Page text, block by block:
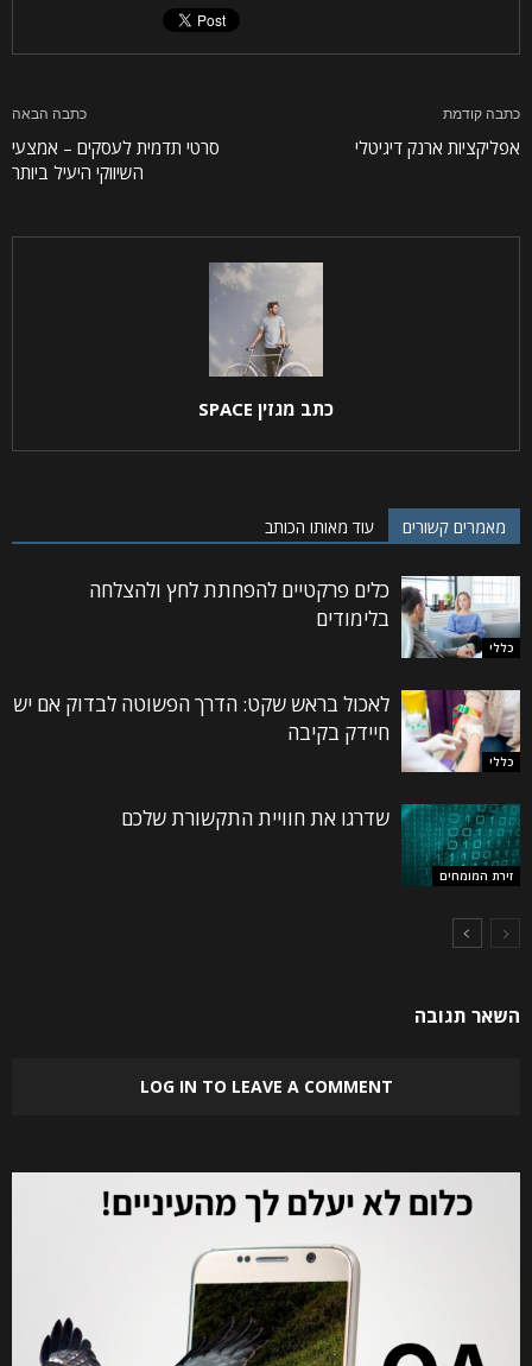
כתבה קודמת
אפליקציות ארנק דיגיטלי
כתבה הבאה
סרטי תדמית לעסקים – אמצעי
השיווקי היעיל ביותר
כתב מגזין SPACE
מאמרים קשורים עוד מאותו הכותב
כללי
כלים פרקטיים להפחתת לחץ ולהצלחה
בלימודים
כללי
לאכול בראש שקט: הדרך הפשוטה לבדוק אם יש
חיידק בקיבה
זירת המומחים
שדרגו את חוויית התקשורת שלכם
השאר תגובה
LOG IN TO LEAVE A COMMENT